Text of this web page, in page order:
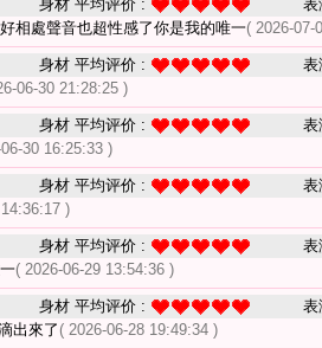
身材 平均评价 : 表
相處聲音也超性感了你是我的唯一( 2026-07-
身材 平均评价 : 表
06-30 21:28:25 )
身材 平均评价 : 表
30 16:25:33 )
身材 平均评价 : 表
)
身材 平均评价 : 表
( 2026-06-29 13:54:36 )
身材 平均评价 : 表
出來了 ( 2026-06-28 19:49:34 )